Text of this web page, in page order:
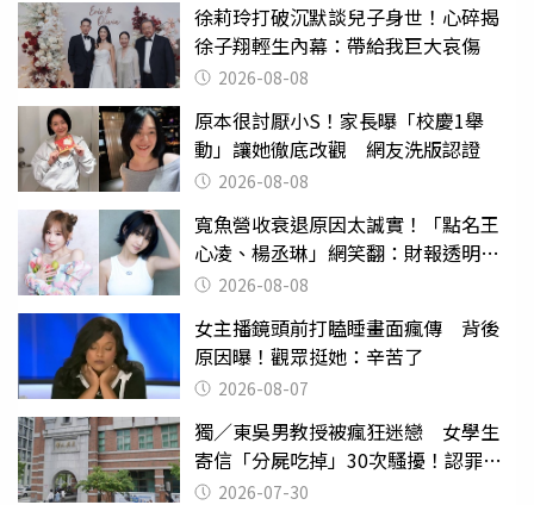
徐莉玲打破沉默談兒子身世！心碎揭
徐子翔輕生內幕：帶給我巨大哀傷
2026-08-08
原本很討厭小S！家長曝「校慶1舉
動」讓她徹底改觀 網友洗版認證
2026-08-08
寬魚營收衰退原因太誠實！「點名王
心凌、楊丞琳」網笑翻：財報透明度
滿分2026-08-08
女主播鏡頭前打瞌睡畫面瘋傳 背後
原因曝！觀眾挺她：辛苦了
2026-08-07
獨／東吳男教授被瘋狂迷戀 女學生
寄信「分屍吃掉」30次騷擾！認罪免
關 2026-07-30